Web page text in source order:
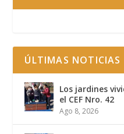
ÚLTIMAS NOTICIAS
Los jardines
el CEF Nro. 42
Ago 8, 2026